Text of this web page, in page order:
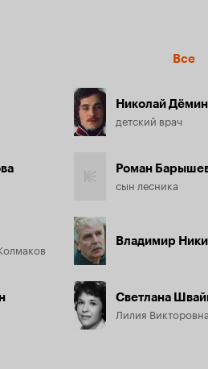
Все
Николай Дёмин
детский врач
Роман
сын лесника
Владимир
Светлана
Лилия